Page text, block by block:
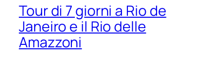
Tour di 7 giorni a Rio de
Janeiro e il Rio delle
Amazzoni